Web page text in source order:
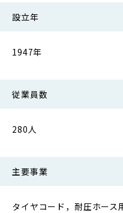
設立年
1947年
従業員数
280人
主要事業
タイヤコード，耐圧ホース